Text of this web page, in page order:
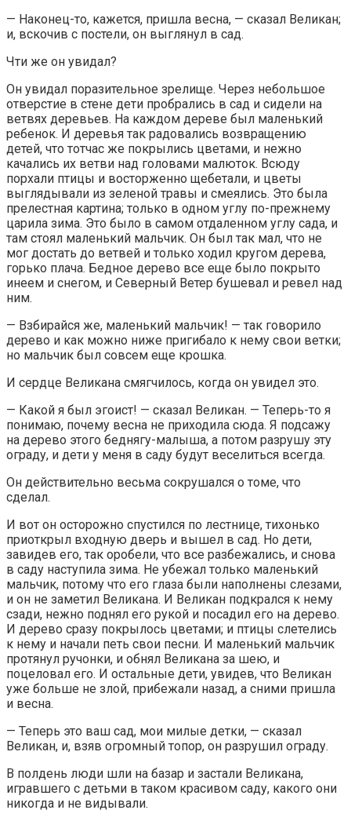
— Наконец-то, кажется, пришла весна, — сказал Великан;
и, вскочив с постели, он выглянул в сад.
Чти же он увидал?
Он увидал поразительное зрелище. Через небольшое
отверстие в стене дети пробрались в сад и сидели на
ветвях деревьев. На каждом дереве был маленький
ребенок. И деревья так радовались возвращению
детей, что тотчас же покрылись цветами, и нежно
качались их ветви над головами малюток. Всюду
порхали птицы и восторженно щебетали, и цветы
выглядывали из зеленой травы и смеялись. Это была
прелестная картина; только в одном углу по-прежнему
царила зима. Это было в самом отдаленном углу сада, и
там стоял маленький мальчик. Он был так мал, что не
мог достать до ветвей и только ходил кругом дерева,
горько плача. Бедное дерево все еще было покрыто
инеем и снегом, и Северный Ветер бушевал и ревел над
ним.
— Взбирайся же, маленький мальчик! — так говорило
дерево и как можно ниже пригибало к нему свои ветки;
но мальчик был совсем еще крошка.
И сердце Великана смягчилось, когда он увидел это.
— Какой я был эгоист! — сказал Великан. — Теперь-то я
понимаю, почему весна не приходила сюда. Я подсажу
на дерево этого беднягу-малыша, а потом разрушу эту
ограду, и дети у меня в саду будут веселиться всегда.
Он действительно весьма сокрушался о томе, что
сделал.
И вот он осторожно спустился по лестнице, тихонько
приоткрыл входную дверь и вышел в сад. Но дети,
завидев его, так оробели, что все разбежались, и снова
в саду наступила зима. Не убежал только маленький
мальчик, потому что его глаза были наполнены слезами,
и он не заметил Великана. И Великан подкрался к нему
сзади, нежно поднял его рукой и посадил его на дерево.
И дерево сразу покрылось цветами; и птицы слетелись
к нему и начали петь свои песни. И маленький мальчик
протянул ручонки, и обнял Великана за шею, и
поцеловал его. И остальные дети, увидев, что Великан
уже больше не злой, прибежали назад, а сними пришла
и весна.
— Теперь это ваш сад, мои милые детки, — сказал
Великан, и, взяв огромный топор, он разрушил ограду.
В полдень люди шли на базар и застали Великана,
игравшего с детьми в таком красивом саду, какого они
никогда и не видывали.